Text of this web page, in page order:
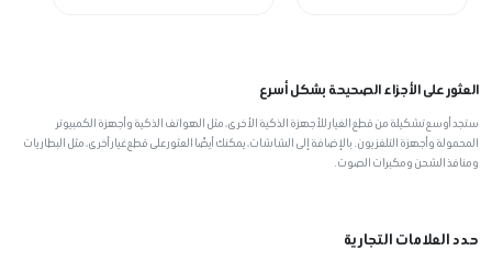
ملحقات الطابعات
أجهزة التغليف الحراري
العثور على الأجزاء الصحيحة بشكل أسرع
ستجد أوسع تشكيلة من قطع الغيار للأجهزة الذكية الأخرى، مثل الهواتف الذكية وأجهزة الكمبيوتر
المحمولة وأجهزة التلفزيون. بالإضافة إلى الشاشات، يمكنك أيضًا العثور على قطع غيار أخرى، مثل البطاريات
ومنافذ الشحن ومكبرات الصوت.
حدد العلامات التجارية